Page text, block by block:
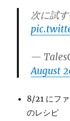
次に試す
—
August
8/21 にフ
のレシピ